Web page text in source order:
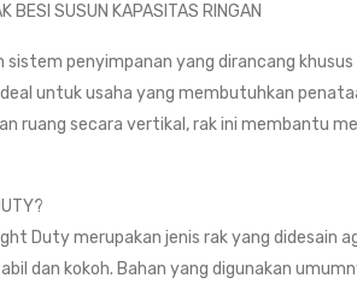
BESI SUSUN KAPASITAS RINGAN
sistem penyimpanan yang dirancang
untuk usaha yang membutuhkan
ruang secara vertikal, rak ini membantu
Duty merupakan jenis rak yang
dan kokoh. Bahan yang digunakan